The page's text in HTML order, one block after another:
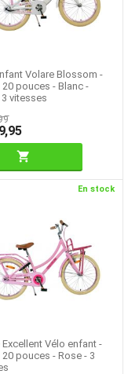
Volare Blossom -
20 pouces - Blanc -
vitesses
En stock
Excellent Vélo enfant -
20 pouces - Rose - 3